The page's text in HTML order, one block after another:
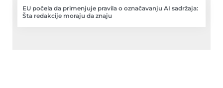
EU počela da primenjuje pravila o označavanju AI sadržaja:
Šta redakcije moraju da znaju